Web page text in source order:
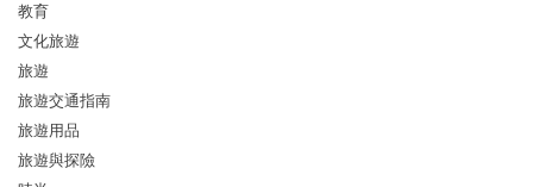
教育
文化旅遊
旅遊
旅遊交通指南
旅遊用品
旅遊與探險